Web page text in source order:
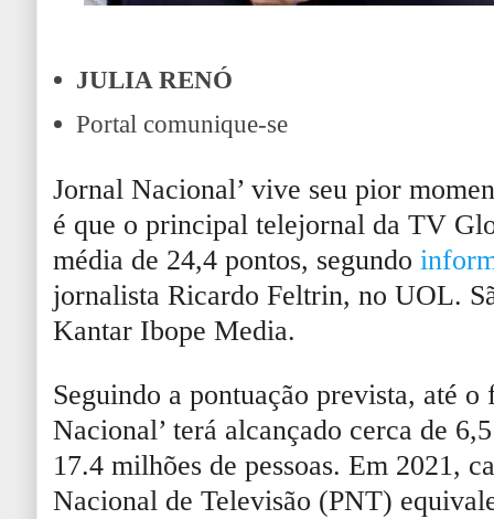
JULIA RENÓ
Portal comunique-se
Jornal Nacional’ vive seu pior
é que o principal telejornal da TV
média de 24,4 pontos, segundo
jornalista Ricardo Feltrin, no UOL.
Kantar Ibope Media.
Seguindo a pontuação prevista, até
Nacional’ terá alcançado cerca de
17.4 milhões de pessoas. Em 2021,
Nacional de Televisão (PNT)